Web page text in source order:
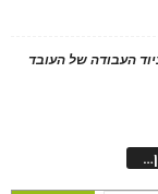
העבודה של העובד